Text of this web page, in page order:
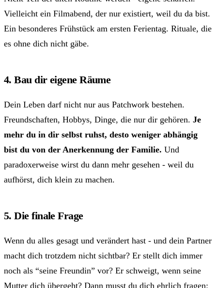
Vielleicht ein Filmabend, der nur existiert, weil du da bist.
Ein besonderes Frühstück am ersten Ferientag. Rituale, die
es ohne dich nicht gäbe.
4. Bau dir eigene Räume
Dein Leben darf nicht nur aus Patchwork bestehen.
Freundschaften, Hobbys, Dinge, die nur dir gehören. Je
mehr du in dir selbst ruhst, desto weniger abhängig
bist du von der Anerkennung der Familie. Und
paradoxerweise wirst du dann mehr gesehen - weil du
aufhörst, dich klein zu machen.
5. Die finale Frage
Wenn du alles gesagt und verändert hast - und dein Partner
macht dich trotzdem nicht sichtbar? Er stellt dich immer
noch als “seine Freundin” vor? Er schweigt, wenn seine
Mutter dich übergeht? Dann musst du dich ehrlich fragen: